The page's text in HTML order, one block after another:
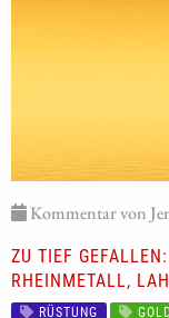
Kommentar von
ZU TIEF
RHEINMETALL,
RÜSTUNG GOLD